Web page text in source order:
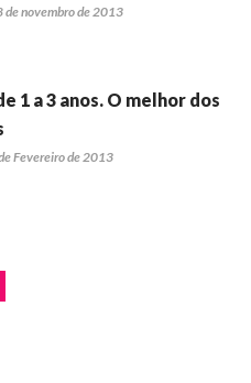
de novembro de 2013
1 a 3 anos. O melhor dos
Fevereiro de 2013